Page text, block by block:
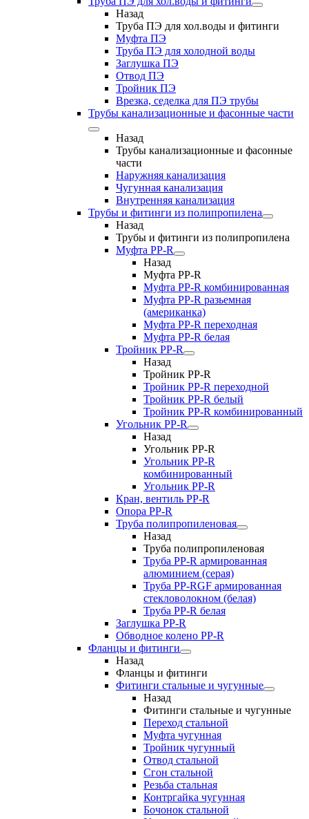
Назад
Труба ПЭ для хол.воды и фитинги
Муфта ПЭ
Труба ПЭ для холодной воды
Заглушка ПЭ
Отвод ПЭ
Тройник ПЭ
Врезка, седелка для ПЭ трубы
Трубы канализационные и фасонные части
Назад
Трубы канализационные и фасонные
части
Наружняя канализация
Чугунная канализация
Внутренняя канализация
Трубы и фитинги из полипропилена
Назад
Трубы и фитинги из полипропилена
Муфта PP-R
Назад
Муфта PP-R
Муфта РР-R комбинированная
Муфта РР-R разьемная
(американка)
Муфта РР-R переходная
Муфта РР-R белая
Тройник PP-R
Назад
Тройник PP-R
Тройник РР-R переходной
Тройник РР-R белый
Тройник РР-R комбинированный
Угольник PP-R
Назад
Угольник PP-R
Угольник РР-R
комбинированный
Угольник РР-R
Кран, вентиль PP-R
Опора PP-R
Труба полипропиленовая
Назад
Труба полипропиленовая
Труба PP-R армированная
алюминием (серая)
Труба PP-RGF армированная
стекловолокном (белая)
Труба РР-R белая
Заглушка PP-R
Обводное колено PP-R
Фланцы и фитинги
Назад
Фланцы и фитинги
Фитинги стальные и чугунные
Назад
Фитинги стальные и чугунные
Переход стальной
Муфта чугунная
Тройник чугунный
Отвод стальной
Сгон стальной
Резьба стальная
Контргайка чугунная
Бочонок стальной